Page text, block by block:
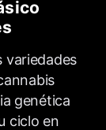
variedades
genética
ciclo en